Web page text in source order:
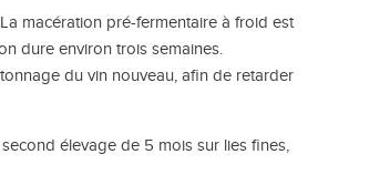
macération pré-fermentaire à froid est
dure environ trois semaines.
du vin nouveau, afin de retarder
élevage de 5 mois sur lies fines,